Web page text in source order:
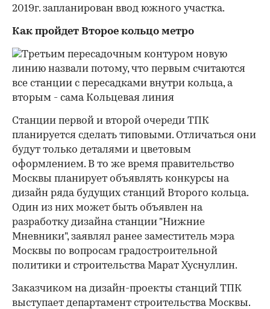
2019г. запланирован ввод южного участка.
Как пройдет Второе кольцо метро
Станции первой и второй очереди ТПК
планируется сделать типовыми. Отличаться они
будут только деталями и цветовым
оформлением. В то же время правительство
Москвы планирует объявлять конкурсы на
дизайн ряда будущих станций Второго кольца.
Один из них может быть объявлен на
разработку дизайна станции "Нижние
Мневники", заявлял ранее заместитель мэра
Москвы по вопросам градостроительной
политики и строительства Марат Хуснуллин.
Заказчиком на дизайн-проекты станций ТПК
выступает департамент строительства Москвы.